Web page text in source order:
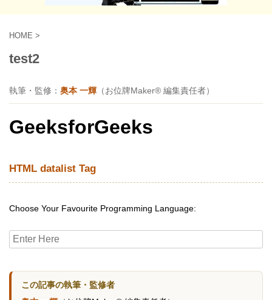
HOME >
test2
執筆・監修： 奥本 一輝 （お位牌Maker® 編集責任者）
GeeksforGeeks
HTML datalist Tag
Choose Your Favourite Programming Language:
この記事の執筆・監修者